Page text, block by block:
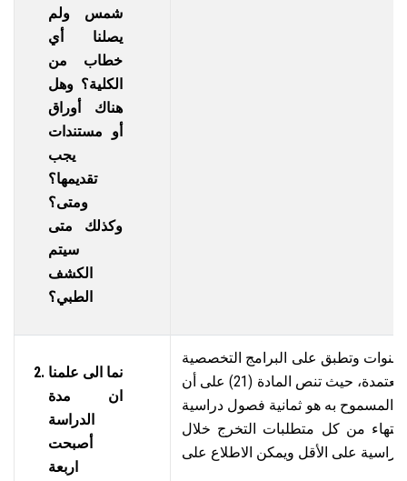
شمس ولم
يصلنا أي
خطاب من
الكلية؟ وهل
هناك أوراق
أو مستندات
يجب
تقديمها؟
ومتى؟
وكذلك متى
سيتم
الكشف
الطبي؟
نما الى علمنا
ان مدة
الدراسة
أصبحت
اربعة
هي أربع سنوات وتطبق على البرامج التخصصية
والبينية وكلاهما ساعات معتمدة، حيث تنص المادة (21) على أن
المسموح به هو ثمانية فصول دراسية
من كل متطلبات التخرج خلال